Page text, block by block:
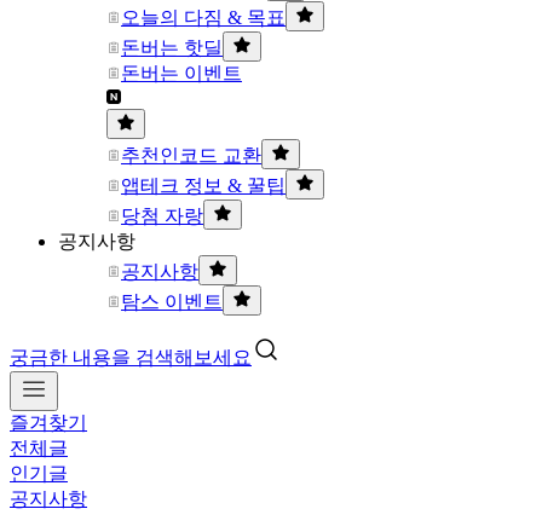
오늘의 다짐 & 목표
돈버는 핫딜
돈버는 이벤트
추천인코드 교환
앱테크 정보 & 꿀팁
당첨 자랑
공지사항
공지사항
탐스 이벤트
궁금한 내용을 검색해보세요
즐겨찾기
전체글
인기글
공지사항